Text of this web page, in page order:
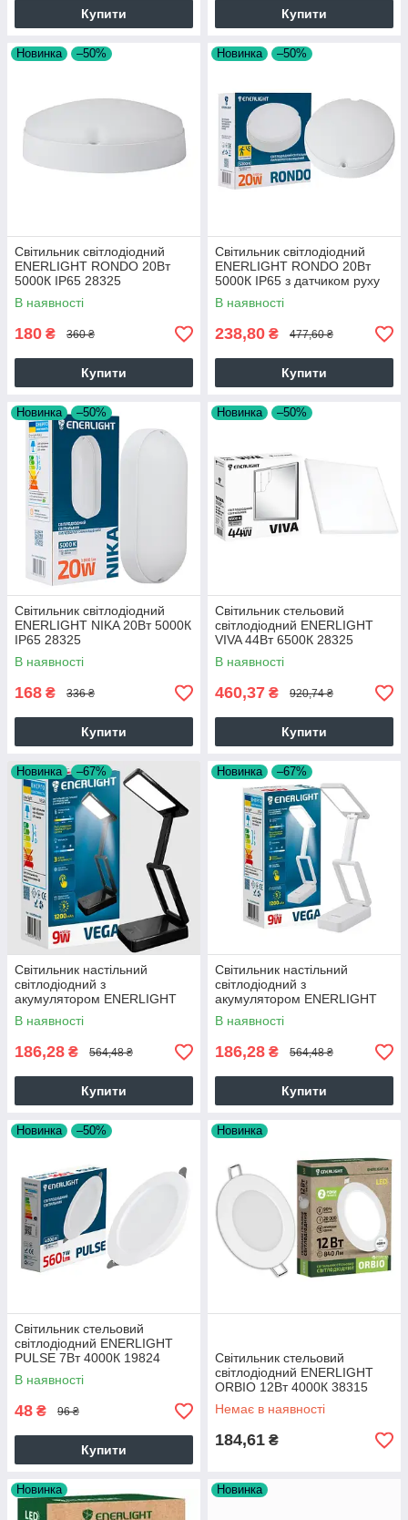
Купити Купити
Новинка –50%
Світильник світлодіодний
ENERLIGHT RONDO 20Вт
5000К IP65 28325
В наявності
180 ₴ 360 ₴
Купити
Новинка –50%
Світильник світлодіодний
ENERLIGHT RONDO 20Вт
5000К IP65 з датчиком руху
В наявності
238,80 ₴ 477,60 ₴
Купити
Новинка –50%
Світильник світлодіодний
ENERLIGHT NIKA 20Вт 5000К
IP65 28325
В наявності
168 ₴ 336 ₴
Купити
Новинка –50%
Cвітильник стельовий
світлодіодний ENERLIGHT
VIVA 44Вт 6500К 28325
В наявності
460,37 ₴ 920,74 ₴
Купити
Новинка –67%
Світильник настільний
світлодіодний з
акумулятором ENERLIGHT
VEGA 9Вт 3000-6000K
Чорний
В наявності
186,28 ₴ 564,48 ₴
Купити
Новинка –67%
Світильник настільний
світлодіодний з
акумулятором ENERLIGHT
VEGA 9Вт 3000-6000K Білий
В наявності
186,28 ₴ 564,48 ₴
Купити
Новинка –50%
Cвітильник стельовий
світлодіодний ENERLIGHT
PULSE 7Вт 4000К 19824
В наявності
48 ₴ 96 ₴
Купити
Новинка
Cвітильник стельовий
світлодіодний ENERLIGHT
ORBIO 12Вт 4000К 38315
Немає в наявності
184,61 ₴
Новинка Новинка